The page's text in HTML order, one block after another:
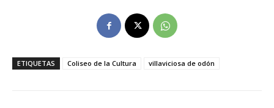
ETIQUETAS Coliseo de la Cultura villaviciosa de odón